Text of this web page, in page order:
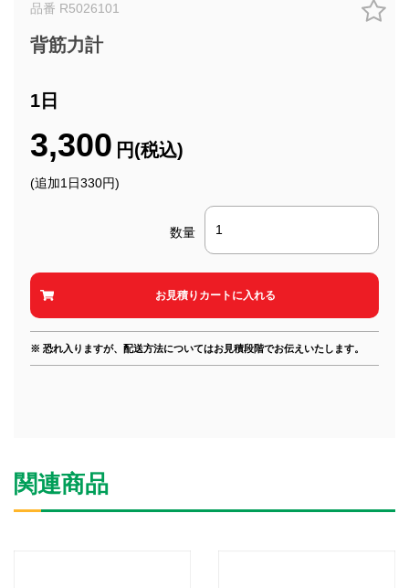
品番 R5026101
背筋力計
1日
3,300 円(税込)
(追加1日330円)
数量
※ 恐れ入りますが、配送方法についてはお見積段階でお伝えいたします。
関連商品